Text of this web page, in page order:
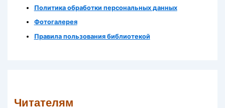
Политика обработки персональных данных
Фотогалерея
Правила пользования библиотекой
Читателям